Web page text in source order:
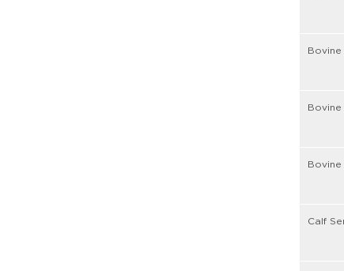
Bovine
Calf